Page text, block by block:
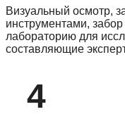
Визуальный осмотр,
инструментами,
лабораторию для
составляющие
4